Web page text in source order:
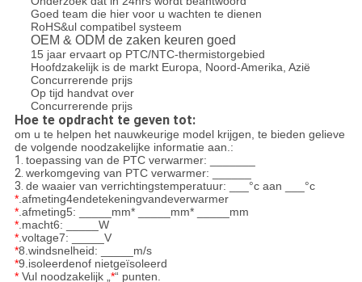
Goed team die hier voor u wachten te dienen
RoHS&ul compatibel systeem
OEM & ODM de zaken keuren goed
15 jaar ervaart op PTC/NTC-thermistorgebied
Hoofdzakelijk is de markt Europa, Noord-Amerika, Azië
Concurrerende prijs
Op tijd handvat over
Concurrerende prijs
Hoe te opdracht te geven tot:
om u te helpen het nauwkeurige model krijgen, te bieden gelieve
de volgende noodzakelijke informatie aan.:
1. toepassing van de PTC verwarmer: _______
2. werkomgeving van PTC verwarmer: ______
3. de waaier van verrichtingstemperatuur: ___°c aan ___°c
*.afmeting4endetekeningvandeverwarmer
*.afmeting5: _____mm* _____mm*
_____mm
*.macht6: _____W
*.voltage7: _____V
*8.windsnelheid: _____m/s
*9.isoleerdenof nietgeïsoleerd
*Vul noodzakelijk „*“ punten.